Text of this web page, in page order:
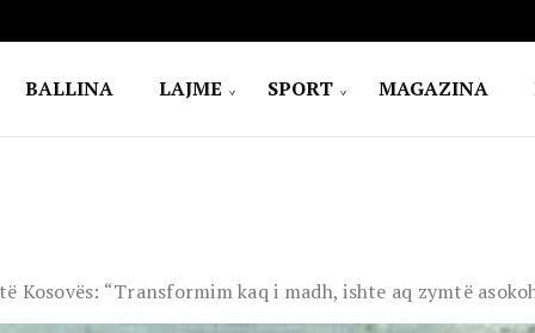
BALLINA LAJME SPORT MAGAZINA
“Transformim kaq i madh, ishte aq zymtë